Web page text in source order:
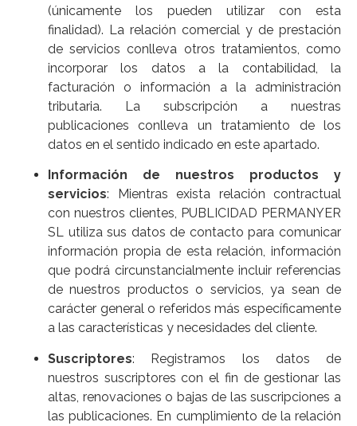
(únicamente los pueden utilizar con esta
finalidad). La relación comercial y de prestación
de servicios conlleva otros tratamientos, como
incorporar los datos a la contabilidad, la
facturación o información a la administración
tributaria. La subscripción a nuestras
publicaciones conlleva un tratamiento de los
datos en el sentido indicado en este apartado.
Información de nuestros productos y
servicios: Mientras exista relación contractual
con nuestros clientes, PUBLICIDAD PERMANYER
SL utiliza sus datos de contacto para comunicar
información propia de esta relación, información
que podrá circunstancialmente incluir referencias
de nuestros productos o servicios, ya sean de
carácter general o referidos más específicamente
a las características y necesidades del cliente.
Suscriptores: Registramos los datos de
nuestros suscriptores con el fin de gestionar las
altas, renovaciones o bajas de las suscripciones a
las publicaciones. En cumplimiento de la relación